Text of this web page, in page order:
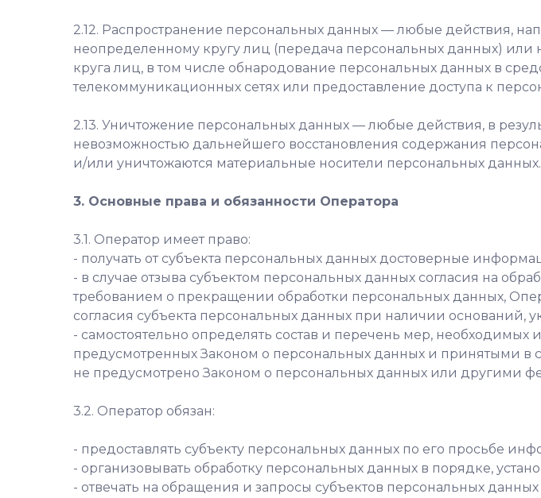
2.12. Распространение персональных данных — любые действия,
неопределенному кругу лиц (передача персональных данных)
круга лиц, в том числе обнародование персональных данных в
телекоммуникационных сетях или предоставление доступа к
2.13. Уничтожение персональных данных — любые действия, в
невозможностью дальнейшего восстановления содержания
и/или уничтожаются материальные носители персональных данных.
3. Основные права и обязанности Оператора
3.1. Оператор имеет право:
- получать от субъекта персональных данных достоверные
- в случае отзыва субъектом персональных данных согласия на
требованием о прекращении обработки персональных данных,
согласия субъекта персональных данных при наличии оснований,
- самостоятельно определять состав и перечень мер,
предусмотренных Законом о персональных данных и принятыми
не предусмотрено Законом о персональных данных или другими
3.2. Оператор обязан:
- предоставлять субъекту персональных данных по его просьбе
- организовывать обработку персональных данных в порядке,
- отвечать на обращения и запросы субъектов персональных